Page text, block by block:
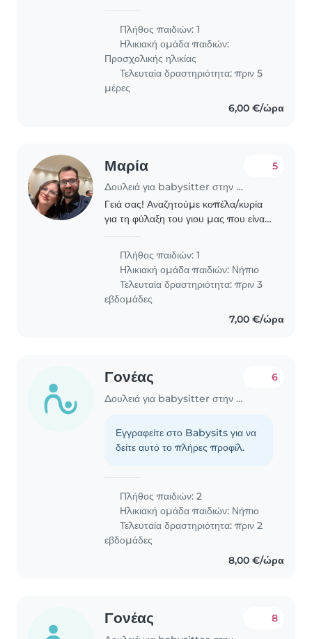
Πλήθος παιδιών: 1
Ηλικιακή ομάδα παιδιών:
Προσχολικής ηλικίας
Τελευταία δραστηριότητα: πριν 5
μέρες
6,00 €/ώρα
Μαρία
Δουλειά για babysitter στην περιοχή Αργυρούπολη
5
Γειά σας! Αναζητούμε κοπέλα/κυρία
για τη φύλαξη του γιου μας που είναι
δραστήριο οπότε ψάχνουμε για
άτομο με ενέργεια και καλή διάθεση.
Το μωρό θα ξεκινήσει..
Πλήθος παιδιών: 1
Ηλικιακή ομάδα παιδιών: Νήπιο
Τελευταία δραστηριότητα: πριν 3
εβδομάδες
7,00 €/ώρα
Γονέας
Δουλειά για babysitter στην περιοχή Αργυρούπολη
6
Εγγραφείτε στο Babysits για να
δείτε αυτό το πλήρες προφίλ.
Πλήθος παιδιών: 2
Ηλικιακή ομάδα παιδιών: Νήπιο
Τελευταία δραστηριότητα: πριν 2
εβδομάδες
8,00 €/ώρα
Γονέας 8